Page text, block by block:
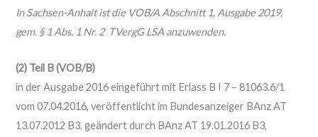
In Sachsen-Anhalt ist die VOB/A Abschnitt 1, Ausgabe 2019,
gem. § 1 Abs. 1 Nr. 2 TVergG LSA anzuwenden.
(2) Teil B (VOB/B)
in der Ausgabe 2016 eingeführt mit Erlass B I 7 – 81063.6/1
vom 07.04.2016, veröffentlicht im Bundesanzeiger BAnz AT
13.07.2012 B3, geändert durch BAnz AT 19.01.2016 B3,